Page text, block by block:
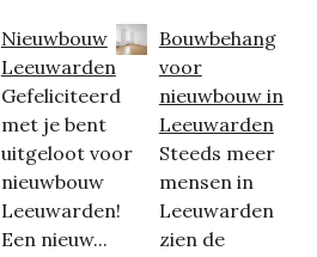
Nieuwbouw
Leeuwarden
Gefeliciteerd
met je bent
uitgeloot voor
nieuwbouw
Leeuwarden!
Een nieuw...
Bouwbehang
voor
nieuwbouw in
Leeuwarden
Steeds meer
mensen in
Leeuwarden
zien de